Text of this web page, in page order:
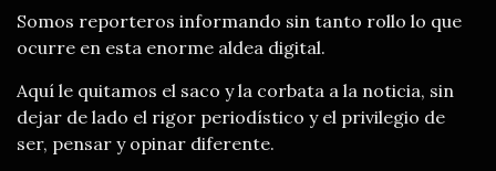
Somos reporteros informando sin tanto rollo lo que
ocurre en esta enorme aldea digital.
Aquí le quitamos el saco y la corbata a la noticia, sin
dejar de lado el rigor periodístico y el privilegio de
ser, pensar y opinar diferente.